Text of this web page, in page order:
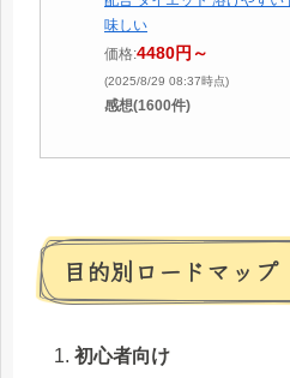
味しい
価格:4480円～
(2025/8/29 08:37時点)
感想(1600件)
目的別ロードマップ
初心者向け